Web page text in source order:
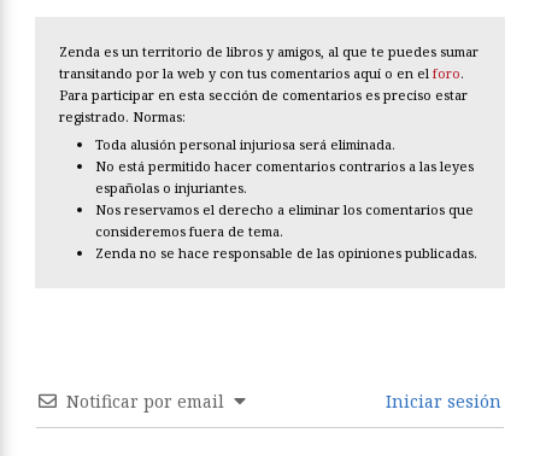
Zenda es un territorio de libros y amigos, al que te puedes sumar
transitando por la web y con tus comentarios aquí o en el foro.
Para participar en esta sección de comentarios es preciso estar
registrado. Normas:
Toda alusión personal injuriosa será eliminada.
No está permitido hacer comentarios contrarios a las leyes
españolas o injuriantes.
Nos reservamos el derecho a eliminar los comentarios que
consideremos fuera de tema.
Zenda no se hace responsable de las opiniones publicadas.
Notificar por email Iniciar sesión